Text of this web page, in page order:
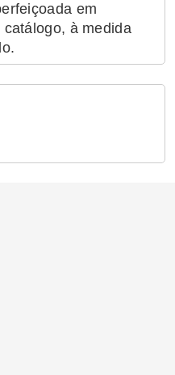
em
à medida